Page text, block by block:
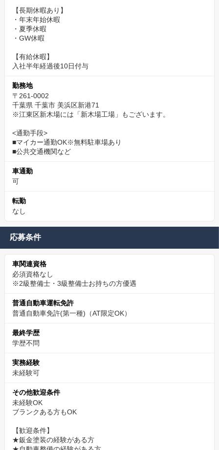
【長期休暇あり】
・年末年始休暇
・夏季休暇
・GW休暇
【有給休暇】
入社半年経過後10日付与
勤務地
〒261-0002
千葉県 千葉市 美浜区新港71
※江東区新木場には「新木場工場」もございます。
<通勤手段>
■マイカー通勤OK※無料駐車場あり
■公共交通機関など
車通勤
可
転勤
なし
応募条件
車関連資格
必須資格なし
※2級整備士・3級整備士お持ちの方優遇
普通自動車運転免許
普通自動車免許(第一種)（AT限定OK）
最終学歴
学歴不問
実務経験
未経験可
その他歓迎条件
未経験OK
ブランクある方もOK
【歓迎条件】
★鈑金塗装の経験がある方